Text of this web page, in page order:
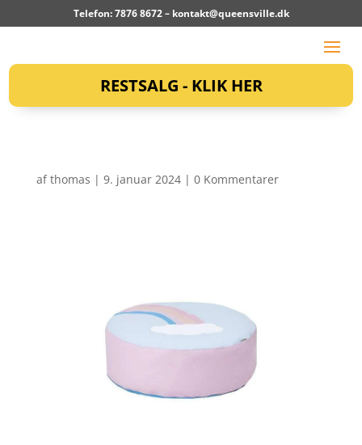
Telefon: 7876 8672 – kontakt@queensville.dk
RESTSALG - KLIK HER
afthomas | 9. januar 2024| 0 Kommentarer